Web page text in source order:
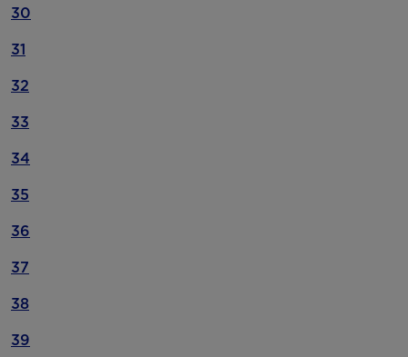
30
31
32
33
34
35
36
37
38
39